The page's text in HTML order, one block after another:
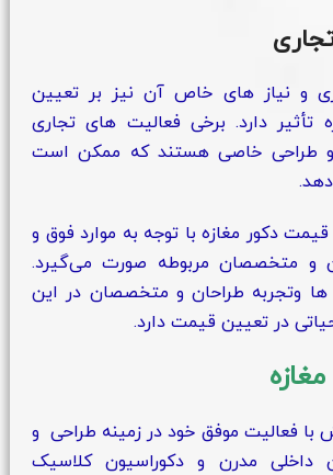
و نیاز های خاص آن نیز بر تعیین
تأثیر دارد. برخی فعالیت‌ های تجاری
و طراحی خاصی هستند که ممکن است
دکور مغازه با توجه به موارد فوق و
و متخصصان مربوطه صورت می‌گیرد.
وتجربه طراحان و متخصصان در این
در تعیین قیمت دارد.
فعالیت موفق خود در زمینه طراحی و
داخلی مدرن و دکوراسیون کلاسیک